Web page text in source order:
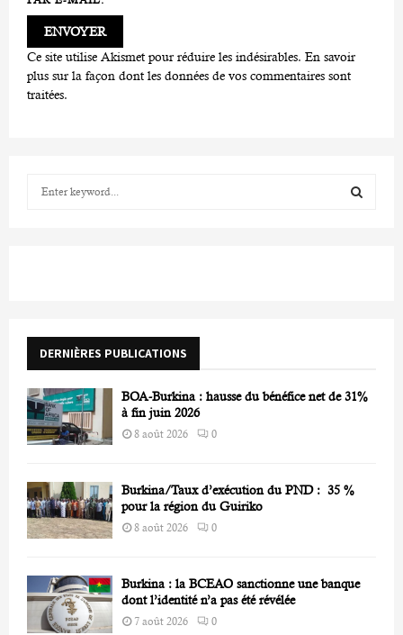
Ce site utilise Akismet pour réduire les indésirables. En savoir
plus sur la façon dont les données de vos commentaires sont
traitées.
r
DERNIÈRES PUBLICATIONS
BOA-Burkina : hausse du bénéfice net de 31%
à fin juin 2026
8 août 2026 0
Burkina/Taux d’exécution du PND : 35 %
pour la région du Guiriko
8 août 2026 0
Burkina : la BCEAO sanctionne une banque
dont l’identité n’a pas été révélée
7 août 2026 0